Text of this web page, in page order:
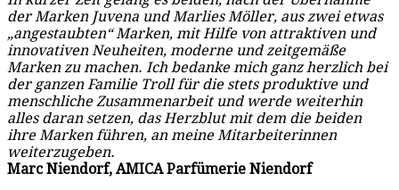
der Marken Juvena und Marlies Möller, aus zwei etwas
„angestaubten“ Marken, mit Hilfe von attraktiven und
innovativen Neuheiten, moderne und zeitgemäße
Marken zu machen. Ich bedanke mich ganz herzlich bei
der ganzen Familie Troll für die stets produktive und
menschliche Zusammenarbeit und werde weiterhin
alles daran setzen, das Herzblut mit dem die beiden
ihre Marken führen, an meine Mitarbeiterinnen
weiterzugeben.
Marc Niendorf, AMICA Parfümerie Niendorf